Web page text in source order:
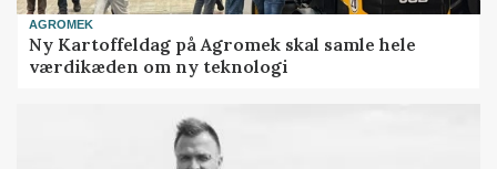
AGROMEK
Ny Kartoffeldag på Agromek skal samle hele
værdikæden om ny teknologi